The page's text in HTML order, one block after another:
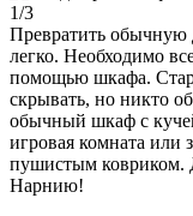
1/3
Превратить
легко. Необходимо
помощью шкафа.
скрывать, но никто
обычный шкаф с
игровая комната
пушистым ковриком.
Нарнию!